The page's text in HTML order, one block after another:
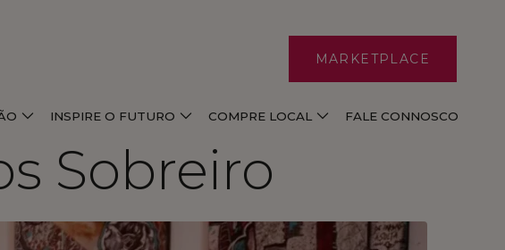
MARKETPLACE
INSPIRE O FUTURO COMPRE LOCAL FALE CONNOSCO
Sobreiro